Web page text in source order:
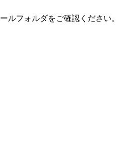
ルフォルダをご確認ください。